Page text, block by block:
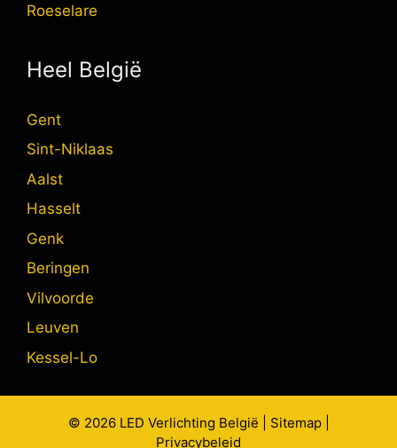
Roeselare
Heel België
Gent
Sint-Niklaas
Aalst
Hasselt
Genk
Beringen
Vilvoorde
Leuven
Kessel-Lo
© 2026 LED Verlichting België | Sitemap|
Privacybeleid